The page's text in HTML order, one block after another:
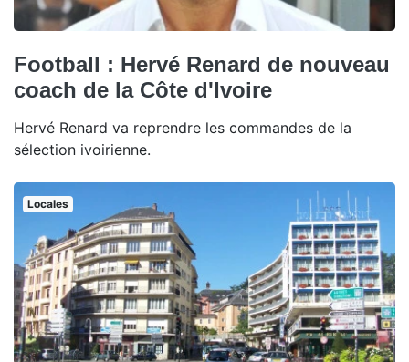
Football : Hervé Renard de nouveau
coach de la Côte d'Ivoire
Hervé Renard va reprendre les commandes de la
sélection ivoirienne.
Locales